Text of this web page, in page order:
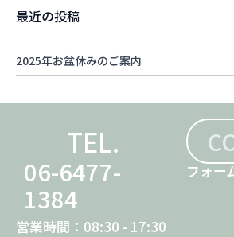
最近の投稿
2025年お盆休みのご案内
TEL.
06-6477-
1384
営業時間：08:30 - 17:30
フォー